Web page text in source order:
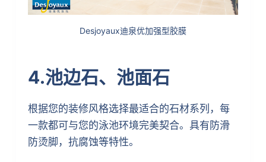
Desjoyaux迪泉优加强型胶膜
4.池边石、池面石
根据您的装修风格选择最适合的石材系列，每
一款都可与您的泳池环境完美契合。具有防滑
防烫脚，抗腐蚀等特性。